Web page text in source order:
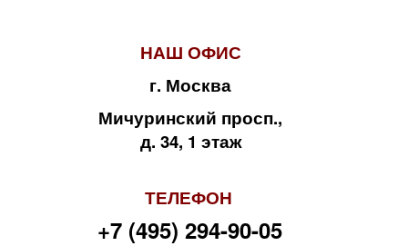
НАШ ОФИС
г. Москва
Мичуринский просп.,
д. 34, 1 этаж
ТЕЛЕФОН
+7 (495) 294-90-05